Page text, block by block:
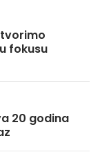
fokusu
20 godina